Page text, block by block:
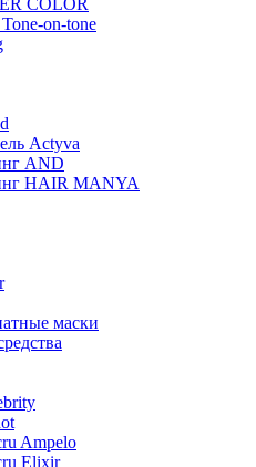
COLOR
on-tone
Actyva
AND
HAIR MANYA
маски
Ampelo
Elixir